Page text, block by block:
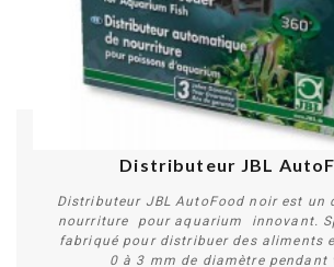
Distributeur JBL
Distributeur JBL AutoFood noir est un
nourriture pour aquarium innovant.
fabriqué pour distribuer des aliments
0 à 3 mm de diamètre pendant